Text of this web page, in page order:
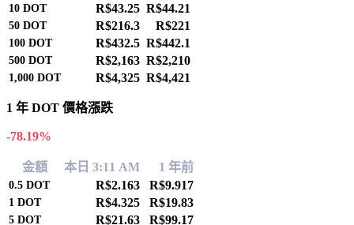
10 DOT R$43.25 R$44.21
50 DOT R$216.3 R$221
100 DOT R$432.5 R$442.1
500 DOT R$2,163 R$2,210
1,000 DOT R$4,325 R$4,421
1 年 DOT 價格漲跌
-78.19%
金額 本日 3:11 AM 1 年前
0.5 DOT R$2.163 R$9.917
1 DOT R$4.325 R$19.83
5 DOT R$21.63 R$99.17